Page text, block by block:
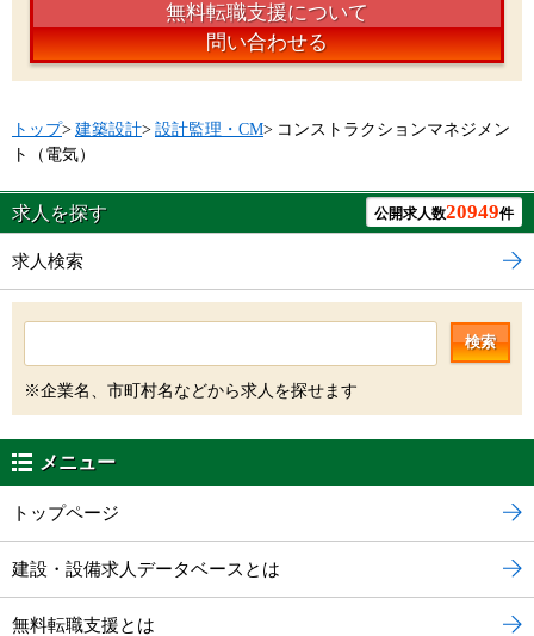
無料転職支援について
問い合わせる
トップ> 建築設計> 設計監理・CM> コンストラクションマネジメン
ト（電気）
求人を探す 公開求人数20949件
求人検索
検索
※企業名、市町村名などから求人を探せます
メニュー
トップページ
建設・設備求人データベースとは
無料転職支援とは